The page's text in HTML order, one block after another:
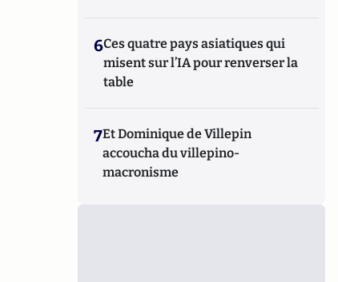
6Ces quatre pays asiatiques qui
misent sur l’IA pour renverser la
table
7Et Dominique de Villepin
accoucha du villepino-
macronisme